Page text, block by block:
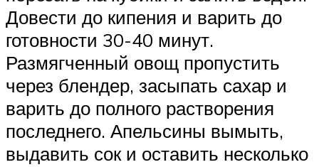
Довести до кипения и варить до
готовности 30-40 минут.
Размягченный овощ пропустить
через блендер, засыпать сахар и
варить до полного растворения
последнего. Апельсины вымыть,
выдавить сок и оставить несколько